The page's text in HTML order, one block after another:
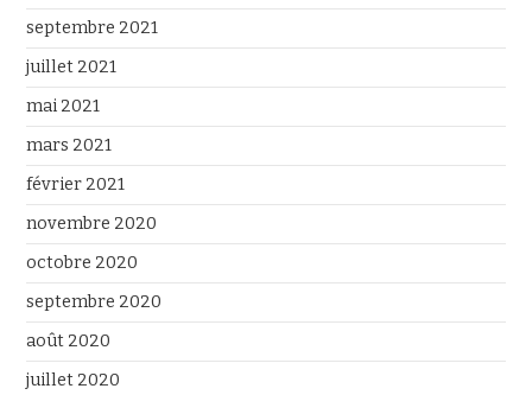
septembre 2021
juillet 2021
mai 2021
mars 2021
février 2021
novembre 2020
octobre 2020
septembre 2020
août 2020
juillet 2020